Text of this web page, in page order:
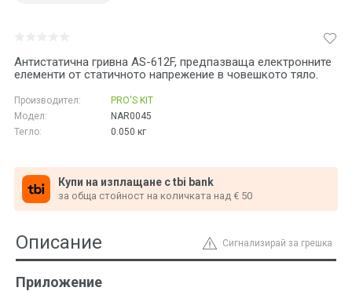
Антистатична гривна AS-612F, предпазваща електронните
елементи от статичното напрежение в човешкото тяло.
Производител:
PRO'S KIT
Модел:
NAR0045
Тегло:
0.050 кг
Купи на изплащане с tbi bank
за обща стойност на количката над € 50
Сигнализирай за грешка
Описание
Приложение